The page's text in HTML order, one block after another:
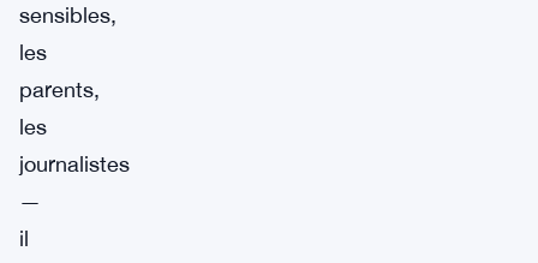
sensibles,
les
parents,
les
journalistes
—
il